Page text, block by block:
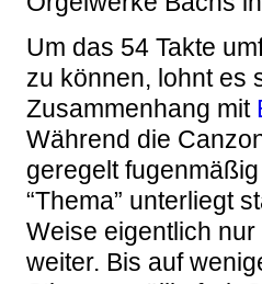
Um das 54 Takte
zu können, lohnt es
Zusammenhang mit
Während die
geregelt
“Thema” unterliegt
Weise eigentlich
weiter. Bis auf